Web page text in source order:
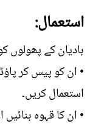
استعمال:
بادیان کے پھولوں
• ان کو پیس کر
استعمال کریں۔
• ان کا قہوہ بنائیں